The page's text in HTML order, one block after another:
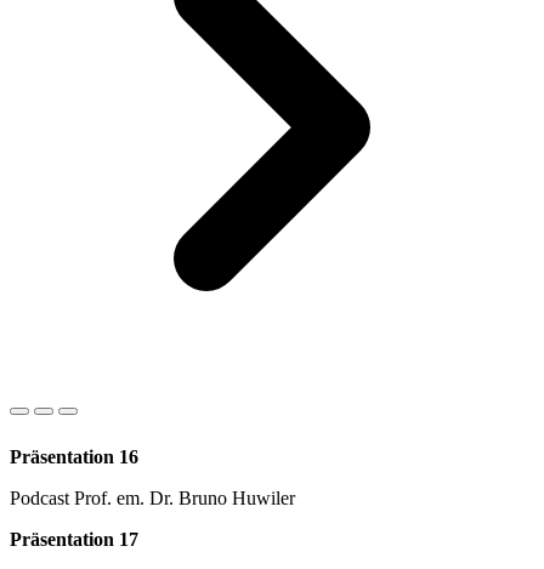
Präsentation 16
Podcast Prof. em. Dr. Bruno Huwiler
Präsentation 17